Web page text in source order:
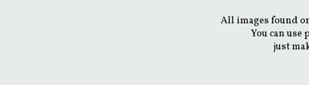
All images found
You can
just